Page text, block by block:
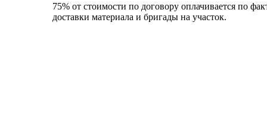
75% от стоимости по договору оплачивается по
доставки материала и бригады на участок.